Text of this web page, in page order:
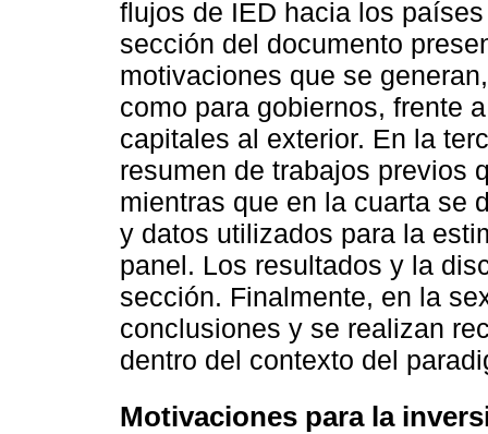
flujos de IED hacia los
sección del documento
motivaciones que se
como para gobiernos, frente
capitales al exterior. En la
resumen de trabajos previos
mientras que en la cuarta se
y datos utilizados para la
panel. Los resultados y la
sección. Finalmente, en la
conclusiones y se realizan
dentro del contexto del
Motivaciones para la